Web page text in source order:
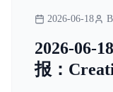
2026-06-18
2026-06-
报：